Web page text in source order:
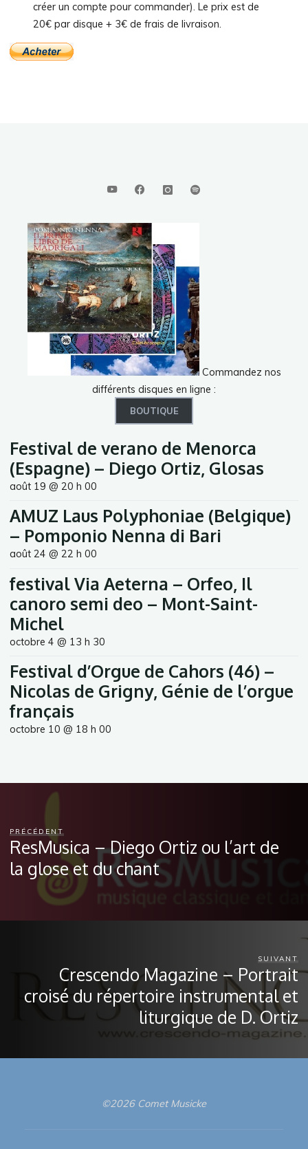
créer un compte pour commander). Le prix est de
20€ par disque + 3€ de frais de livraison.
Commandez nos
différents disques en ligne :
BOUTIQUE
Festival de verano de Menorca
(Espagne) – Diego Ortiz, Glosas
août 19 @ 20 h 00
AMUZ Laus Polyphoniae (Belgique)
– Pomponio Nenna di Bari
août 24 @ 22 h 00
festival Via Aeterna – Orfeo, Il
canoro semi deo – Mont-Saint-
Michel
octobre 4 @ 13 h 30
Festival d’Orgue de Cahors (46) –
Nicolas de Grigny, Génie de l’orgue
français
octobre 10 @ 18 h 00
PRÉCÉDENT
ResMusica – Diego Ortiz ou l’art de
la glose et du chant
SUIVANT
Crescendo Magazine – Portrait
croisé du répertoire instrumental et
liturgique de D. Ortiz
©2026 Comet Musicke